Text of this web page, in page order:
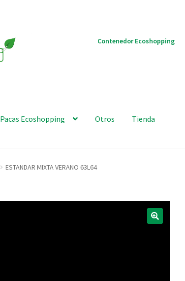
Contenedor Ecoshopping
Pacas Ecoshopping Otros Tienda
ESTANDAR MIXTA VERANO 63L64